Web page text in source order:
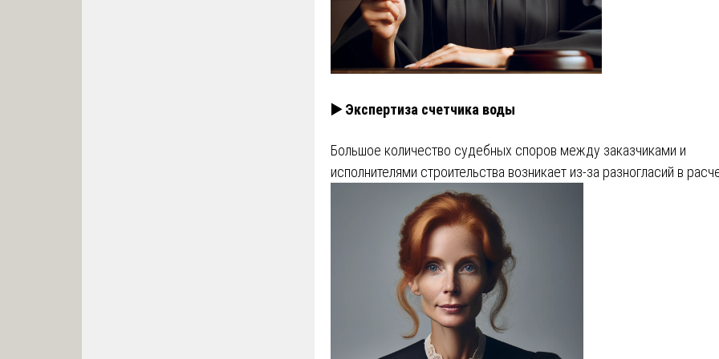
▶️ Экспертиза счетчика воды
Большое количество судебных споров между заказчиками и
исполнителями строительства возникает из-за разногласий в